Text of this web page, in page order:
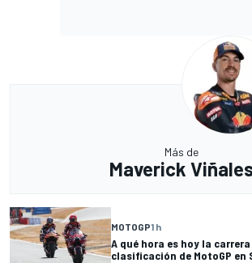
Más de
Maverick
MOTOGP1 h
A qué hora es hoy la
clasificación de MotoGP en